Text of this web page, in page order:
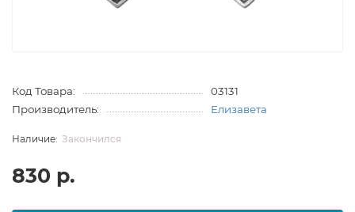
Код Товара:
03131
Производитель:
Елизавета
Закончился
830 р.